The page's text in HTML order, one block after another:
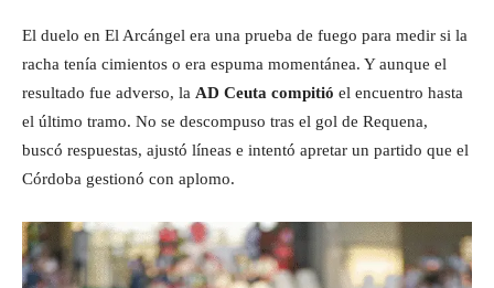
El duelo en El Arcángel era una prueba de fuego para medir si la
racha tenía cimientos o era espuma momentánea. Y aunque el
resultado fue adverso, la AD Ceuta compitió el encuentro hasta
el último tramo. No se descompuso tras el gol de Requena,
buscó respuestas, ajustó líneas e intentó apretar un partido que el
Córdoba gestionó con aplomo.